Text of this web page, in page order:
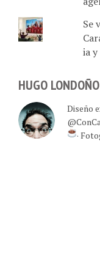
Se
ia
HUGO LONDOÑO
Diseño
·